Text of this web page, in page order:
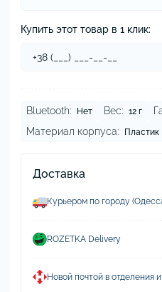
Купить этот товар в 1 клик:
Bluetooth: Нет Вес: 12 г
Материал корпуса: Пластик
Доставка
Курьером по городу
ROZETKA Delivery
Новой почтой в отделения